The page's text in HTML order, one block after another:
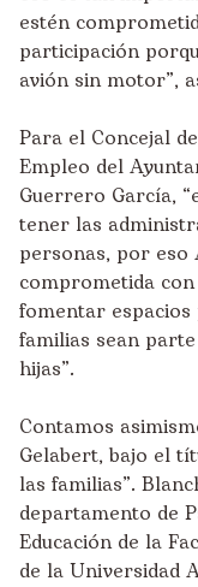
estén
participación
avión sin motor”,
Para el Concejal
Empleo del
Guerrero García,
tener las
personas, por eso
comprometida
fomentar
familias sean
hijas”.
Contamos
Gelabert, bajo el
las familias”.
departamento de
Educación de la
de la Universidad